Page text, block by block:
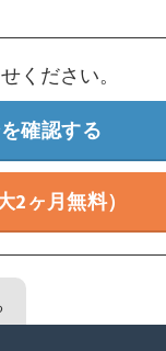
ください。
確認する
2ヶ月無料）